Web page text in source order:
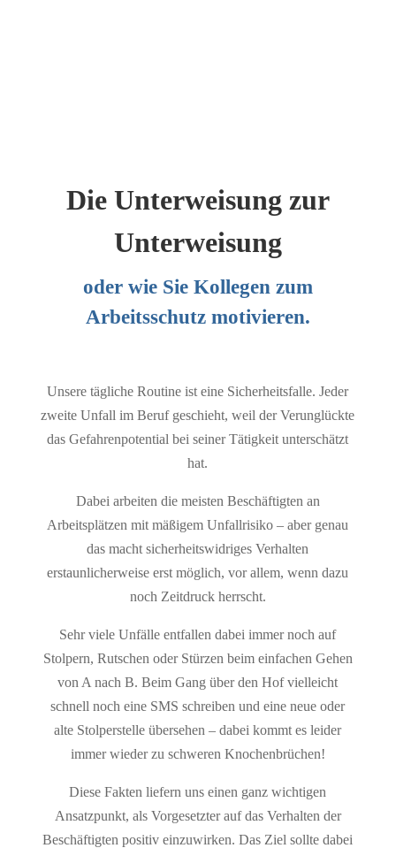
Die Unterweisung zur
Unterweisung
oder wie Sie Kollegen zum
Arbeitsschutz motivieren.
Unsere tägliche Routine ist eine Sicherheitsfalle. Jeder
zweite Unfall im Beruf geschieht, weil der Verunglückte
das Gefahrenpotential bei seiner Tätigkeit unterschätzt
hat.
Dabei arbeiten die meisten Beschäftigten an
Arbeitsplätzen mit mäßigem Unfallrisiko – aber genau
das macht sicherheitswidriges Verhalten
erstaunlicherweise erst möglich, vor allem, wenn dazu
noch Zeitdruck herrscht.
Sehr viele Unfälle entfallen dabei immer noch auf
Stolpern, Rutschen oder Stürzen beim einfachen Gehen
von A nach B. Beim Gang über den Hof vielleicht
schnell noch eine SMS schreiben und eine neue oder
alte Stolperstelle übersehen – dabei kommt es leider
immer wieder zu schweren Knochenbrüchen!
Diese Fakten liefern uns einen ganz wichtigen
Ansatzpunkt, als Vorgesetzter auf das Verhalten der
Beschäftigten positiv einzuwirken. Das Ziel sollte dabei